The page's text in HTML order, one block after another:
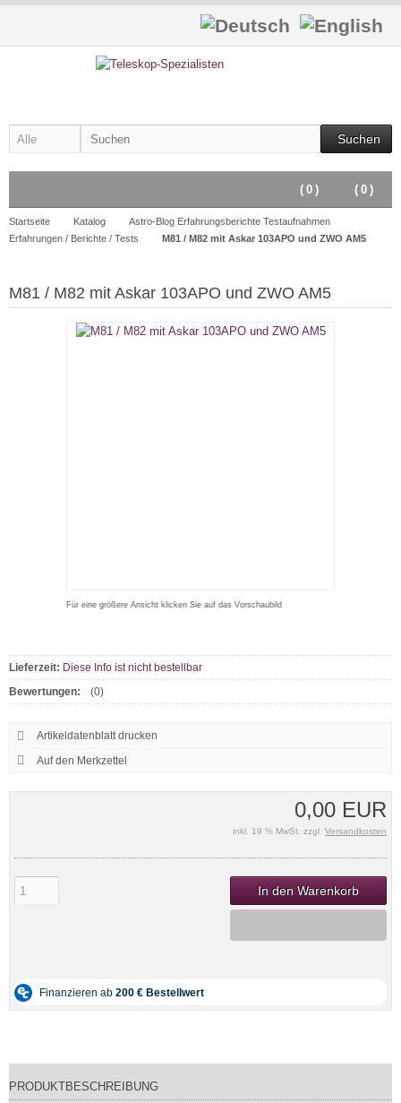
Suchen
( 0 )
( 0 )
Startseite Katalog
Astro-Blog Erfahrungsberichte Testaufnahmen
Erfahrungen / Berichte / Tests
M81 / M82 mit Askar 103APO und ZWO AM5
M81 / M82 mit Askar 103APO und ZWO AM5
Für eine größere Ansicht klicken Sie auf das Vorschaubild
0,00 EUR
inkl. 19 % MwSt. zzgl. Versandkosten
In den Warenkorb
Lieferzeit: Diese Info ist nicht bestellbar
Bewertungen:
(0)
Artikeldatenblatt drucken
PRODUKTBESCHREIBUNG